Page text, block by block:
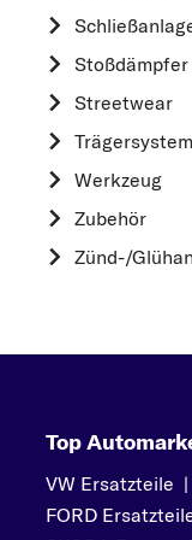
Stoßdämpfer
Streetwear
Werkzeug
Zubehör
Zünd-/
Top
VW Ersatzteile |
FORD